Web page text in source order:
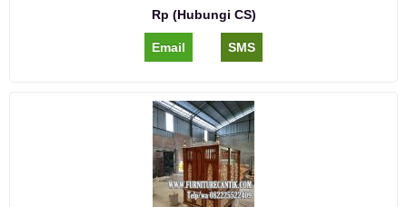
Rp (Hubungi CS)
Email SMS